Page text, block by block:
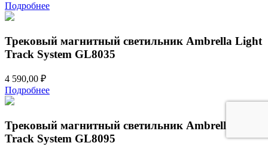
Подробнее
Трековый магнитный светильник Ambrella Light
Track System GL8035
4 590,00 ₽
Подробнее
Трековый магнитный светильник Ambrella Light
Track System GL8095